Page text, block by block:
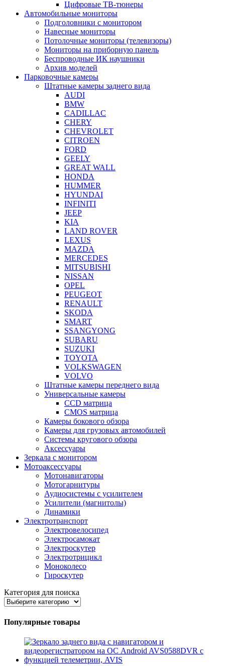
Цифровые ТВ-тюнеры
Автомобильные мониторы
Подголовники с монитором
Навесные мониторы
Потолочные мониторы (телевизоры)
Мониторы на приборную панель
Беспроводные ИК наушники
Архив моделей
Парковочные камеры
Штатные камеры заднего вида
AUDI
BMW
CADILLAC
CHERY
CHEVROLET
CITROEN
FORD
GEELY
GREAT WALL
HONDA
HUMMER
HYUNDAI
INFINITI
JEEP
KIA
LAND ROVER
LEXUS
MAZDA
MERCEDES
MITSUBISHI
NISSAN
OPEL
PEUGEOT
RENAULT
SKODA
SMART
SSANGYONG
SUBARU
SUZUKI
TOYOTA
VOLKSWAGEN
VOLVO
Штатные камеры переднего вида
Универсальные камеры
CCD матрица
CMOS матрица
Камеры бокового обзора
Камеры для грузовых автомобилей
Системы кругового обзора
Аксессуары
Зеркала с монитором
Мотоаксессуары
Мотонавигаторы
Мотогарнитуры
Аудиосистемы с усилителем
Усилители (магнитолы)
Динамики
Электротранспорт
Электровелосипед
Электросамокат
Электроскутер
Электротрицикл
Моноколесо
Гироскутер
Категория для поиска
Популярные товары